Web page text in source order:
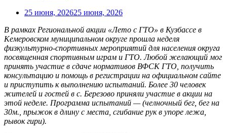
25 июня, 202625 июня, 2026
В рамках Региональной акции «Лето с ГТО» в Кузбассе в
Кемеровском муниципальном округе прошла неделя
физкультурно-спортивных мероприятий для населения округа
посвященная спортивным играм и ГТО. Любой желающий мог
принять участие в сдаче нормативов ВФСК ГТО, получить
консультацию и помощь в регистрации на официальном сайте
и приступить к выполнению испытаний. Более 30 человек
жителей и гостей в с. Березово приняли участие в акции на
этой неделе. Программа испытаний — (челночный бег, бег на
30м., прыжок в длину с места, сгибание рук в упоре лежа,
рывок гири).